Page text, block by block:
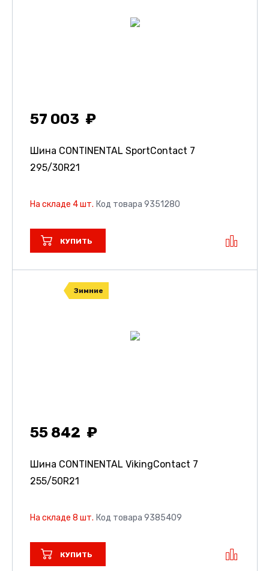
57 003
Шина CONTINENTAL SportContact 7
295/30R21
На складе 4 шт. Код товара 9351280
КУПИТЬ
Зимние
55 842
Шина CONTINENTAL VikingContact 7
255/50R21
На складе 8 шт. Код товара 9385409
КУПИТЬ